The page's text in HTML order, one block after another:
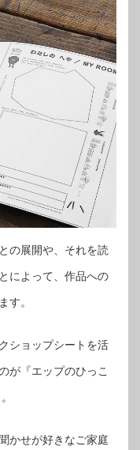
の展開や、それを読
によって、作品への
す。
ショップシートを活
が『エップのひっこ
かせが好きなご家庭